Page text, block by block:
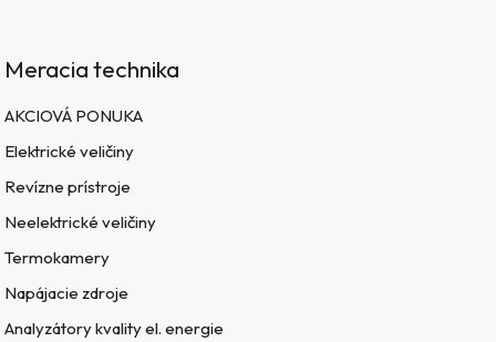
Meracia technika
AKCIOVÁ PONUKA
Elektrické veličiny
Revízne prístroje
Neelektrické veličiny
Termokamery
Napájacie zdroje
Analyzátory kvality el. energie